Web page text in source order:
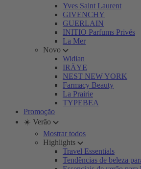
Yves Saint Laurent
GIVENCHY
GUERLAIN
INITIO Parfums Privés
La Mer
Novo
Widian
IRÄYE
NEST NEW YORK
Farmacy Beauty
La Prairie
TYPEBEA
Promoção
☀️ Verão
Mostrar todos
Highlights
Travel Essentials
Tendências de beleza